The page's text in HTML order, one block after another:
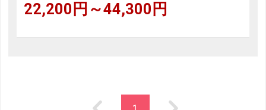
22,200円～44,300円